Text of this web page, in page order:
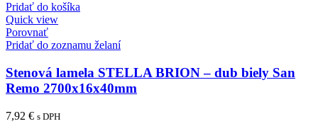
Pridať do košíka
Quick view
Porovnať
Pridať do zoznamu želaní
Stenová lamela STELLA BRION – dub biely San
Remo 2700x16x40mm
7,92 € s DPH